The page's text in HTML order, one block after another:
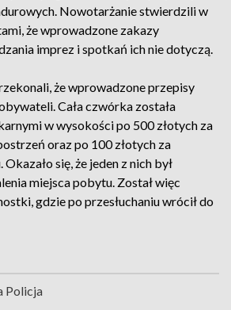
Nowotarżanie stwierdzili w
że wprowadzone zakazy
imprez i spotkań ich nie dotyczą.
że wprowadzone przepisy
Cała czwórka została
w wysokości po 500 złotych za
oraz po 100 złotych za
się, że jeden z nich był
miejsca pobytu. Został więc
gdzie po przesłuchaniu wrócił do
Policja